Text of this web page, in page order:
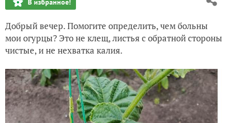
В избранное!
Добрый вечер. Помогите определить, чем больны
мои огурцы? Это не клещ, листья с обратной стороны
чистые, и не нехватка калия.